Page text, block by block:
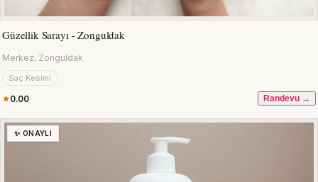
Güzellik Sarayı - Zonguldak
Merkez, Zonguldak
Saç Kesimi
0.00 Randevu →
✨ ONAYLI